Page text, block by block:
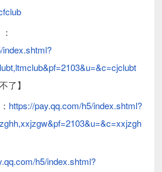
index.shtml?
了】
https://pay.qq.com/h5/index.shtml?
h5/index.shtml?